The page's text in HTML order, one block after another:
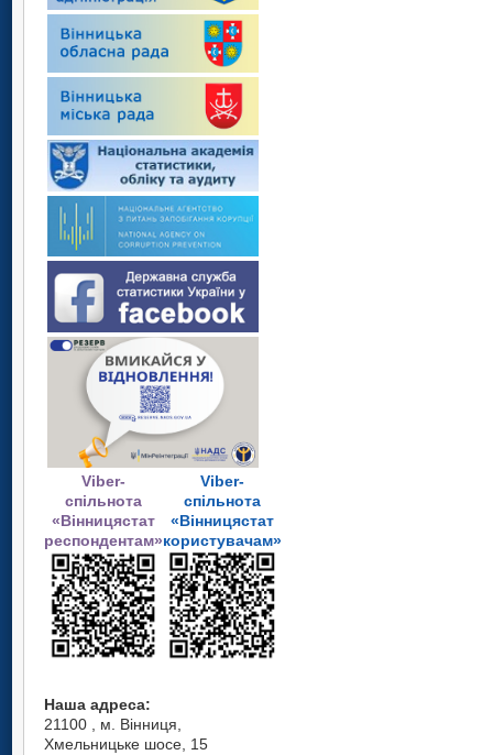
Viber-
спільнота
«Вінницястат
респондентам»
Viber-
спільнота
«Вінницястат
користувачам»
Наша адреса:
21100 , м. Вінниця,
Хмельницьке шосе, 15